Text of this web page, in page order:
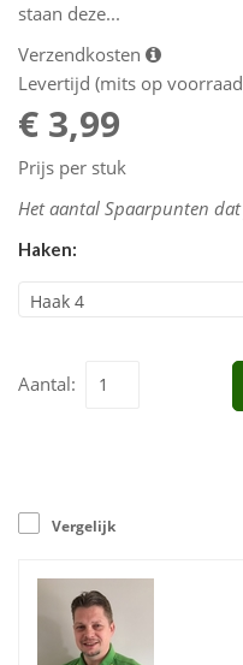
staan deze...
Verzendkosten
Levertijd (mits op
€ 3,99
Prijs per stuk
Het aantal Spaarpunten
Haken:
Aantal:
Vergelijk